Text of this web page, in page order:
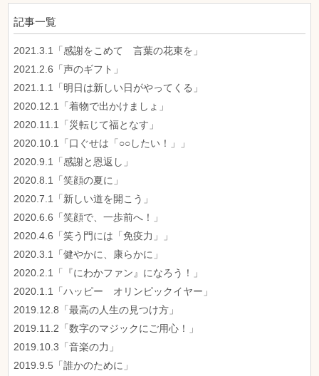
記事一覧
2021.3.1「感謝をこめて 言葉の花束を」
2021.2.6「声のギフト」
2021.1.1「明日は新しい日がやってくる」
2020.12.1「着物で出かけましょ」
2020.11.1「災転じて福となす」
2020.10.1「口ぐせは「○○したい！」」
2020.9.1「感謝と恩返し」
2020.8.1「笑顔の夏に」
2020.7.1「新しい道を開こう」
2020.6.6「笑顔で、一歩前へ！」
2020.4.6「笑う門には「免疫力」」
2020.3.1「健やかに、康らかに」
2020.2.1「『にわかファン』になろう！」
2020.1.1「ハッピー オリンピックイヤー」
2019.12.8「最高の人生の見つけ方」
2019.11.2「数字のマジックにご用心！」
2019.10.3「音楽の力」
2019.9.5「誰かのために」